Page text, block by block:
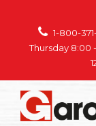
1-800-
Thursday 8:00